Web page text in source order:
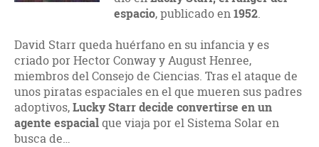
espacio, publicado en1952.
David Starr queda huérfano en su infancia y es
criado por Hector Conway y August Henree,
miembros del Consejo de Ciencias. Tras el ataque de
unos piratas espaciales en el que mueren sus padres
adoptivos,Lucky Starr decide convertirse en un
agente espacialque viaja por el Sistema Solar en
busca de…